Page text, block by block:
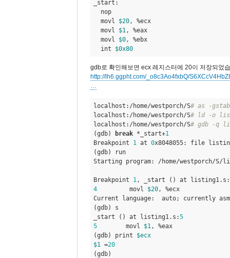
_start:
  nop
  movl
$20, %ecx
  movl
$1, %eax
  movl
$0, %ebx
  int
$0x80
gdb로 확인해보면 ecx 레지스터에 20이 저장되었
http://lh6.ggpht.com/_o8c3Ao4fxbQ/
…
localhost:/home/westporch/S# as -
localhost:/home/westporch/S# ld -o
localhost:/home/westporch/S# gdb -q
(gdb)
break *_start+1
Breakpoint 1 at 0x8048055: file
(gdb) run
Starting program: /home/westporch/S/
Breakpoint 1 , _start () at listing1.s:
4
         movl
$20 , %ecx
Current language:  auto; currently asm
(gdb) s
_start () at listing1.s:5
5
        movl
$1 , %eax
(gdb) print $ecx
$1
=20
(gdb)